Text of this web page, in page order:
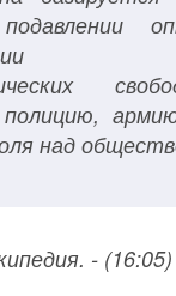
полицию,
над
- (16:05)